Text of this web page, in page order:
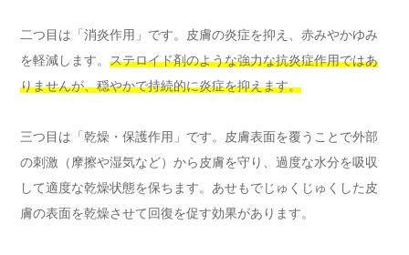
二つ目は「消炎作用」です。皮膚の炎症を抑え、赤みやかゆみ
を軽減します。 ステロイド剤のような強力な抗炎症作用ではあ
りませんが、穏やかで持続的に炎症を抑えます。
三つ目は「乾燥・保護作用」です。皮膚表面を覆うことで外部
の刺激（摩擦や湿気など）から皮膚を守り、過度な水分を吸収
して適度な乾燥状態を保ちます。あせもでじゅくじゅくした皮
膚の表面を乾燥させて回復を促す効果があります。